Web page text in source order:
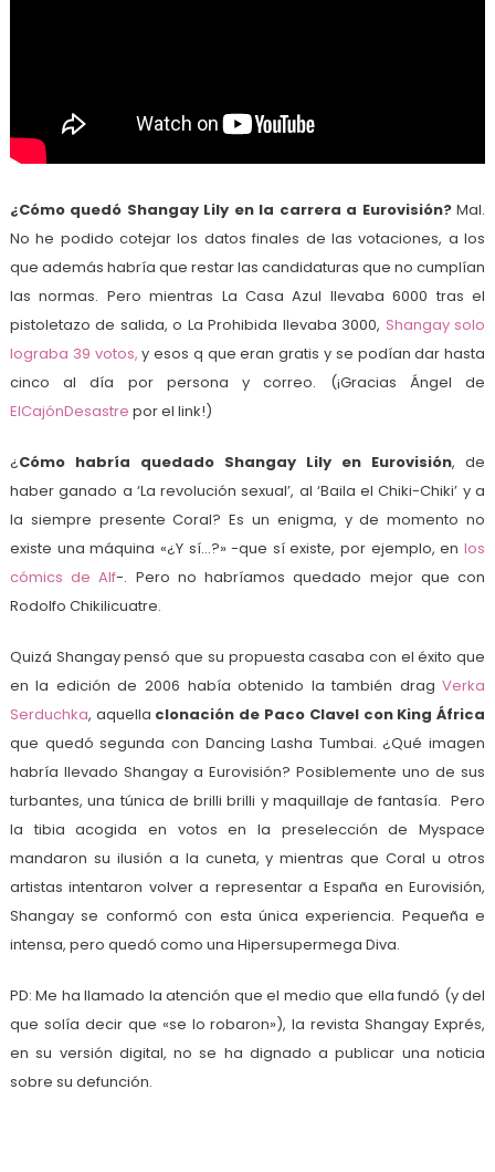
¿Cómo quedó Shangay Lily en la carrera a Eurovisión?Mal.
No he podido cotejar los datos finales de las votaciones, a los
que además habría que restar las candidaturas que no cumplían
las normas. Pero mientras La Casa Azul llevaba 6000 tras el
pistoletazo de salida, o La Prohibida llevaba 3000, Shangay solo
lograba 39 votos, y esos q que eran gratis y se podían dar hasta
cinco al día por persona y correo. (¡Gracias Ángel de
ElCajónDesastre por el link!)
¿Cómo habría quedado Shangay Lily en Eurovisión, de
haber ganado a ‘La revolución sexual’, al ‘Baila el Chiki-Chiki’ y a
la siempre presente Coral? Es un enigma, y de momento no
existe una máquina «¿Y sí…?» -que sí existe, por ejemplo, enlos
cómics de Alf-. Pero no habríamos quedado mejor que con
Rodolfo Chikilicuatre.
Quizá Shangay pensó que su propuesta casaba con el éxito que
en la edición de 2006 había obtenido la también dragVerka
Serduchka, aquella clonación de Paco Clavel con King África
que quedó segunda con Dancing Lasha Tumbai. ¿Qué imagen
habría llevado Shangay a Eurovisión? Posiblemente uno de sus
turbantes, una túnica de brilli brilli y maquillaje de fantasía. Pero
la tibia acogida en votos en la preselección de Myspace
mandaron su ilusión a la cuneta, y mientras que Coral u otros
artistas intentaron volver a representar a España en Eurovisión,
Shangay se conformó con esta única experiencia. Pequeña e
intensa, pero quedó como una Hipersupermega Diva.
PD: Me ha llamado la atención que el medio que ella fundó (y del
que solía decir que «se lo robaron»), la revista Shangay Exprés,
en su versión digital, no se ha dignado a publicar una noticia
sobre su defunción.